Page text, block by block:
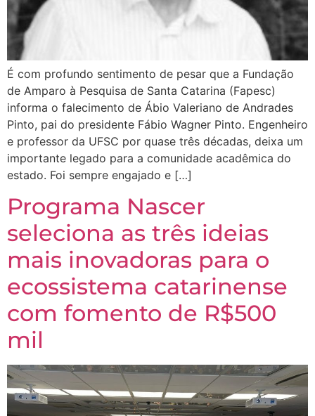
É com profundo sentimento de pesar que a Fundação
de Amparo à Pesquisa de Santa Catarina (Fapesc)
informa o falecimento de Ábio Valeriano de Andrades
Pinto, pai do presidente Fábio Wagner Pinto. Engenheiro
e professor da UFSC por quase três décadas, deixa um
importante legado para a comunidade acadêmica do
estado. Foi sempre engajado e […]
Programa Nascer
seleciona as três ideias
mais inovadoras para o
ecossistema catarinense
com fomento de R$500
mil